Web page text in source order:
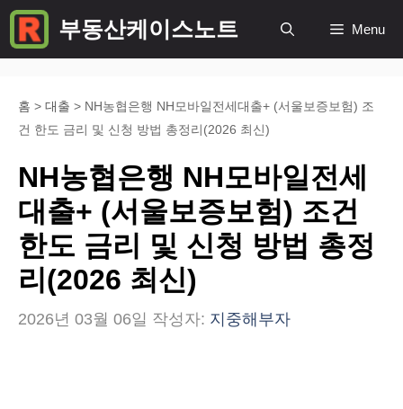
컨
텐
부동산케이스노트 Menu
홈 > 대출 > NH농협은행 NH모바일전세대출+ (서울보증보험) 조
건 한도 금리 및 신청 방법 총정리(2026 최신)
NH농협은행 NH모바일전세
대출+ (서울보증보험) 조건
한도 금리 및 신청 방법 총정
리(2026 최신)
2026년 03월 06일 작성자: 지중해부자